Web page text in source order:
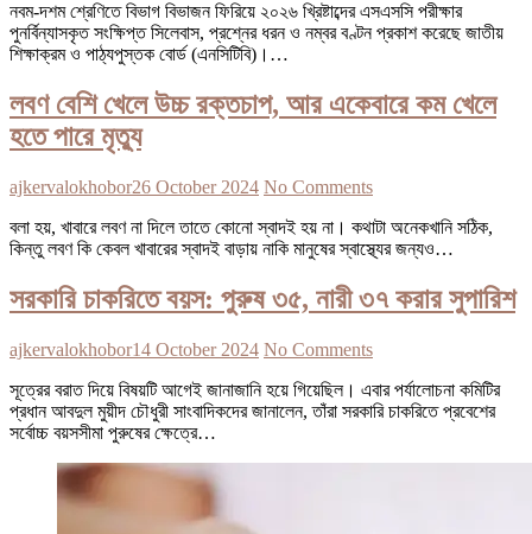
নবম-দশম শ্রেণিতে বিভাগ বিভাজন ফিরিয়ে ২০২৬ খ্রিষ্টাব্দের এসএসসি পরীক্ষার
পুনর্বিন্যাসকৃত সংক্ষিপ্ত সিলেবাস, প্রশ্নের ধরন ও নম্বর বণ্টন প্রকাশ করেছে জাতীয়
শিক্ষাক্রম ও পাঠ্যপুস্তক বোর্ড (এনসিটিবি)।…
লবণ বেশি খেলে উচ্চ রক্তচাপ, আর একেবারে কম খেলে
হতে পারে মৃত্যু
ajkervalokhobor26 October 2024 No Comments
বলা হয়, খাবারে লবণ না দিলে তাতে কোনো স্বাদই হয় না। কথাটা অনেকখানি সঠিক,
কিন্তু লবণ কি কেবল খাবারের স্বাদই বাড়ায় নাকি মানুষের স্বাস্থ্যের জন্যও…
সরকারি চাকরিতে বয়স: পুরুষ ৩৫, নারী ৩৭ করার সুপারিশ
ajkervalokhobor14 October 2024 No Comments
সূত্রের বরাত দিয়ে বিষয়টি আগেই জানাজানি হয়ে গিয়েছিল। এবার পর্যালোচনা কমিটির
প্রধান আবদুল মুয়ীদ চৌধুরী সাংবাদিকদের জানালেন, তাঁরা সরকারি চাকরিতে প্রবেশের
সর্বোচ্চ বয়সসীমা পুরুষের ক্ষেত্রে…